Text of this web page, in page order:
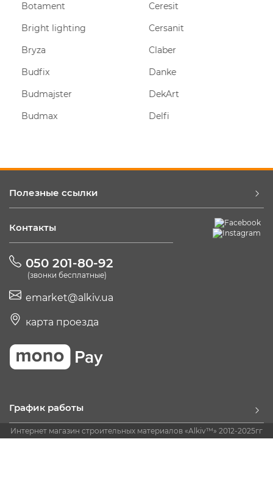
Botament
Bright lighting
Bryza
Budfix
Budmajster
Budmax
Ceresit
Cersanit
Claber
Danke
DekArt
Delfi
Полезные ссылки
Контакты
050 201-80-92
(звонки бесплатные)
emarket@alkiv.ua
карта проезда
График работы
Интернет магазин строительных материалов «Alkiv™» 2012-2025гг